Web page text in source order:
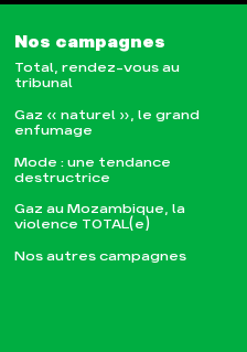
Nos campagnes
Total, rendez-vous au
tribunal
Gaz « naturel », le grand
enfumage
Mode : une tendance
destructrice
Gaz au Mozambique, la
violence TOTAL(e)
Nos autres campagnes